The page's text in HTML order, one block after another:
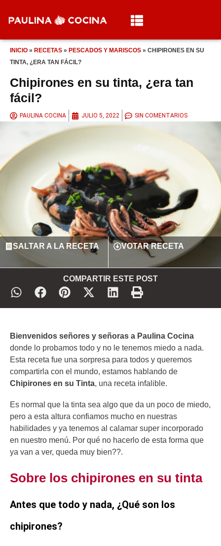
INICIO » RECETAS » PESCADOS Y MARISCOS » CHIPIRONES EN SU
TINTA, ¿ERA TAN FÁCIL?
Chipirones en su tinta, ¿era tan
fácil?
PAULINA COCINA JULIO 5, 2022 SIN COMENTARIOS
SALTAR A LA RECETA VOTAR RECETA
COMPARTIR ESTE POST
Bienvenidos señores y señoras a Paulina Cocina
donde lo probamos todo y no le tenemos miedo a nada.
Esta receta fue una sorpresa para todos y queremos
compartirla con el mundo, estamos hablando de
Chipirones en su Tinta, una receta infalible.
Es normal que la tinta sea algo que da un poco de miedo,
pero a esta altura confiamos mucho en nuestras
habilidades y ya tenemos al calamar super incorporado
en nuestro menú. Por qué no hacerlo de esta forma que
ya van a ver, queda muy bien??.
Sobre los chipirones en su tinta
Antes que todo y nada, ¿Qué son los
chipirones?